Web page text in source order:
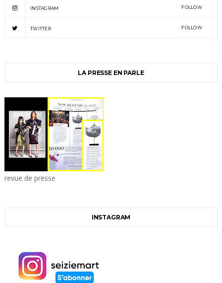
INSTAGRAM FOLLOW
TWITTER FOLLOW
LA PRESSE EN PARLE
revue de presse
INSTAGRAM